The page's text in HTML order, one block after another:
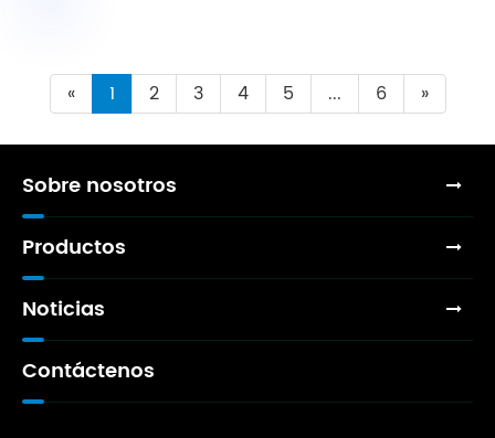
« 1 2 3 4 5 ... 6 »
Sobre nosotros
Productos
Noticias
Contáctenos